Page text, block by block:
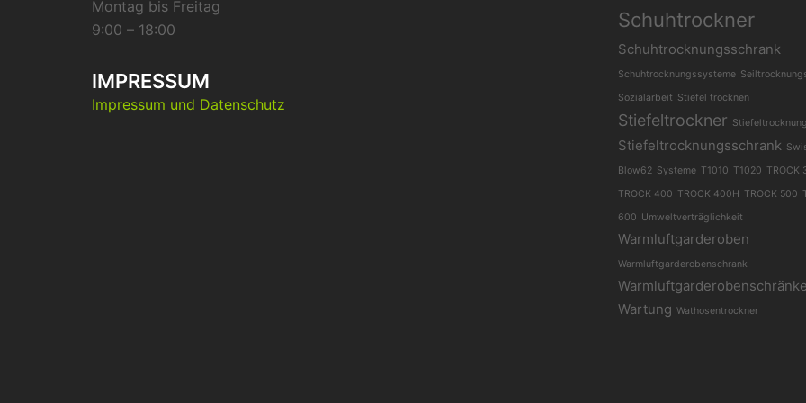
Montag bis Freitag
9:00 – 18:00
IMPRESSUM
Impressum und Datenschutz
Schuhtrockner
Schuhtrocknungsschrank
Schuhtrocknungssysteme
Sozialarbeit Stiefel trocknen
Stiefeltrockner
Stiefeltrocknungsschrank
Blow62 Systeme T1010 T1020 TROCK
TROCK 400 TROCK 400H TROCK 500
600 Umweltverträglichkeit
Warmluftgarderoben
Warmluftgarderobenschrank
Warmluftgarderobenschränke
Wartung Wathosentrockner